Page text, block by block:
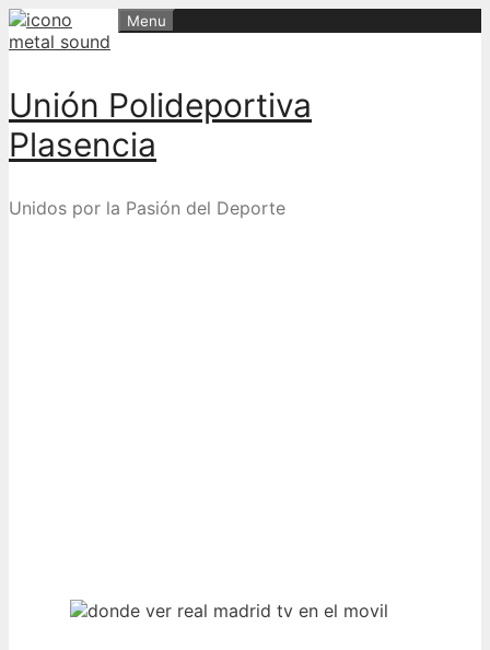
Skip
to
Unión Polideportiva
Plasencia
Unidos por la Pasión del Deporte
Menu